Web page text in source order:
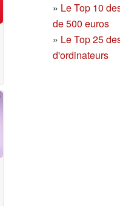
» Le Top 10
de 500 euros
» Le Top 25
d'ordinateurs